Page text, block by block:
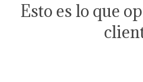
Esto es lo que